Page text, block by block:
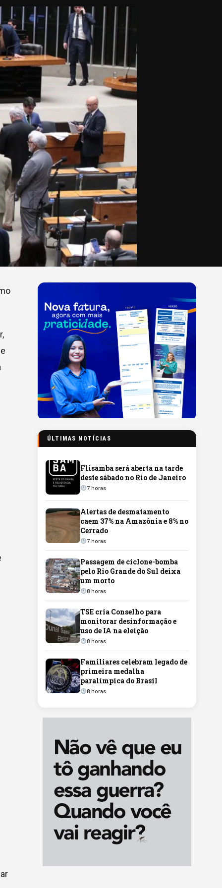
ÚLTIMAS NOTÍCIAS
Flisamba será aberta na tarde
deste sábado no Rio de Janeiro
7 horas
Alertas de desmatamento
caem 37% na Amazônia e 8% no
Cerrado
7 horas
Passagem de ciclone-bomba
pelo Rio Grande do Sul deixa
um morto
8 horas
TSE cria Conselho para
monitorar desinformação e
uso de IA na eleição
8 horas
Familiares celebram legado de
primeira medalha
paralímpica do Brasil
8 horas